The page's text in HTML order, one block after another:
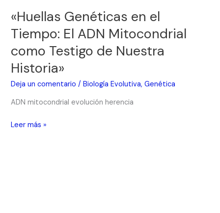
«Huellas Genéticas en el
Tiempo: El ADN Mitocondrial
como Testigo de Nuestra
Historia»
Deja un comentario /Biología Evolutiva,Genética
ADN mitocondrial evolución herencia
Nuestra
Historia»
Leer más »